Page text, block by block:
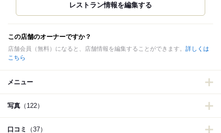
この店舗のオーナーですか？
店舗会員（無料）になると、店舗情報を編集することができます。 詳しくは
こちら
メニュー
写真 （122）
口コミ （37）